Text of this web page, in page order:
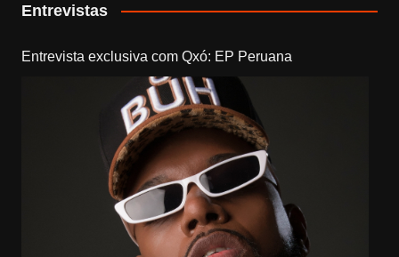
Entrevistas
Entrevista exclusiva com Qxó: EP Peruana